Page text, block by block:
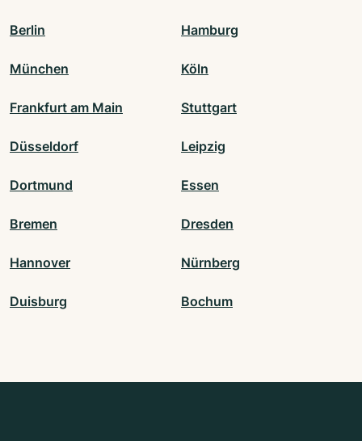
Berlin Hamburg
München Köln
Frankfurt am Main Stuttgart
Düsseldorf Leipzig
Dortmund Essen
Bremen Dresden
Hannover Nürnberg
Duisburg Bochum